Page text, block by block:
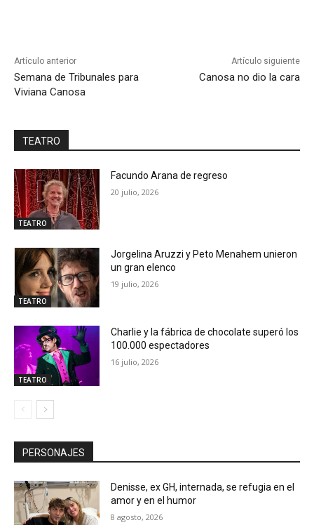
Artículo anterior
Semana de Tribunales para
Viviana Canosa
Artículo siguiente
Canosa no dio la cara
TEATRO
TEATRO
Facundo Arana de regreso
20 julio, 2026
TEATRO
Jorgelina Aruzzi y Peto Menahem unieron
un gran elenco
19 julio, 2026
TEATRO
Charlie y la fábrica de chocolate superó los
100.000 espectadores
16 julio, 2026
PERSONAJES
Denisse, ex GH, internada, se refugia en el
amor y en el humor
8 agosto, 2026